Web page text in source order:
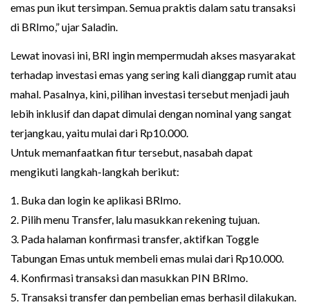
emas pun ikut tersimpan. Semua praktis dalam satu transaksi
di BRImo,” ujar Saladin.
Lewat inovasi ini, BRI ingin mempermudah akses masyarakat
terhadap investasi emas yang sering kali dianggap rumit atau
mahal. Pasalnya, kini, pilihan investasi tersebut menjadi jauh
lebih inklusif dan dapat dimulai dengan nominal yang sangat
terjangkau, yaitu mulai dari Rp10.000.
Untuk memanfaatkan fitur tersebut, nasabah dapat
mengikuti langkah-langkah berikut:
1. Buka dan login ke aplikasi BRImo.
2. Pilih menu Transfer, lalu masukkan rekening tujuan.
3. Pada halaman konfirmasi transfer, aktifkan Toggle
Tabungan Emas untuk membeli emas mulai dari Rp10.000.
4. Konfirmasi transaksi dan masukkan PIN BRImo.
5. Transaksi transfer dan pembelian emas berhasil dilakukan.